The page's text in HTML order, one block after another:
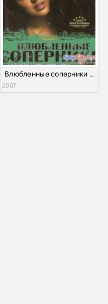
Влюбленные соперники (2007)
2007